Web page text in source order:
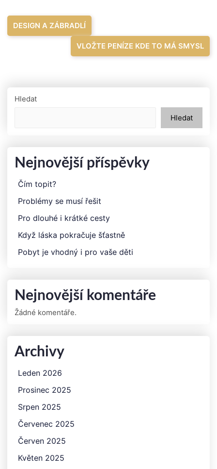
Navigace
pro
DESIGN A ZÁBRADLÍ
VLOŽTE PENÍZE KDE TO MÁ SMYSL
Hledat
Hledat
Nejnovější příspěvky
Čím topit?
Problémy se musí řešit
Pro dlouhé i krátké cesty
Když láska pokračuje šťastně
Pobyt je vhodný i pro vaše děti
Nejnovější komentáře
Žádné komentáře.
Archivy
Leden 2026
Prosinec 2025
Srpen 2025
Červenec 2025
Červen 2025
Květen 2025